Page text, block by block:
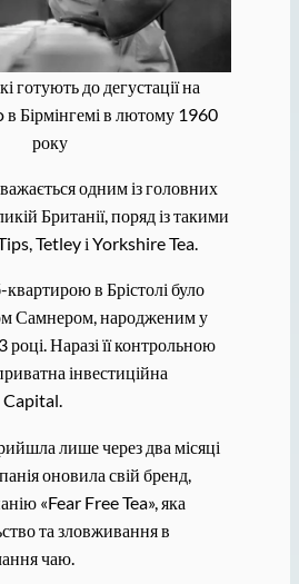
готують до дегустації на
Бірмінгемі в лютому 1960
року
одним із головних
Британії, поряд із такими
Tetley і Yorkshire Tea.
в Брістолі було
Самнером, народженим у
році. Наразі її контрольною
інвестиційна
Capital.
лише через два місяці
оновила свій бренд,
«Fear Free Tea», яка
та зловживання в
чаю.